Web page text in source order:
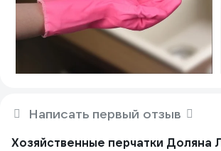
Написать первый отзыв
Хозяйственные перчатки Доляна